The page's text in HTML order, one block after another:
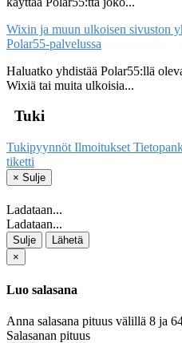
Wixin ja muun ulkoisen sivuston
Polar55-palvelussa
Haluatko yhdistää Polar55:llä
Wixiä tai muita ulkoisia...
Tuki
Tukipyynnöt Ilmoitukset
tiketti
× Sulje
Ladataan...
Ladataan...
Sulje
Lähetä
×
Luo salasana
Anna salasana pituus välillä 8 ja
Salasanan pituus